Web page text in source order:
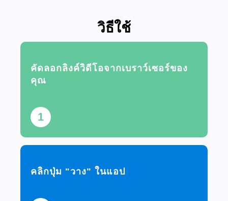
วิธีใช้
1
คัดลอกลิงค์วิดีโอจากเบราว์เซอร์ของ
คุณ
คลิกปุ่ม "วาง" ในแอป